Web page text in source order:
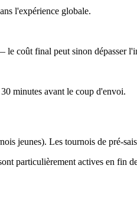
l'expérience globale.
le coût final peut sinon dépasser
minutes avant le coup d'envoi.
jeunes). Les tournois de pré-
particulièrement actives en fin